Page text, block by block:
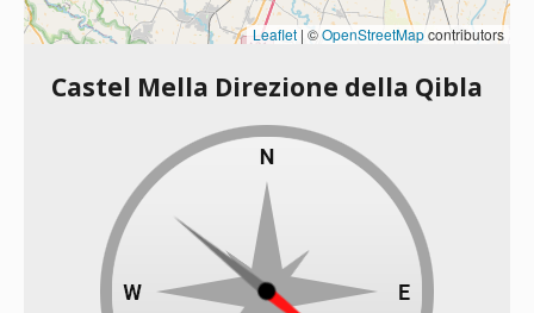
Leaflet | ©OpenStreetMapcontributors
Castel Mella Direzione della Qibla